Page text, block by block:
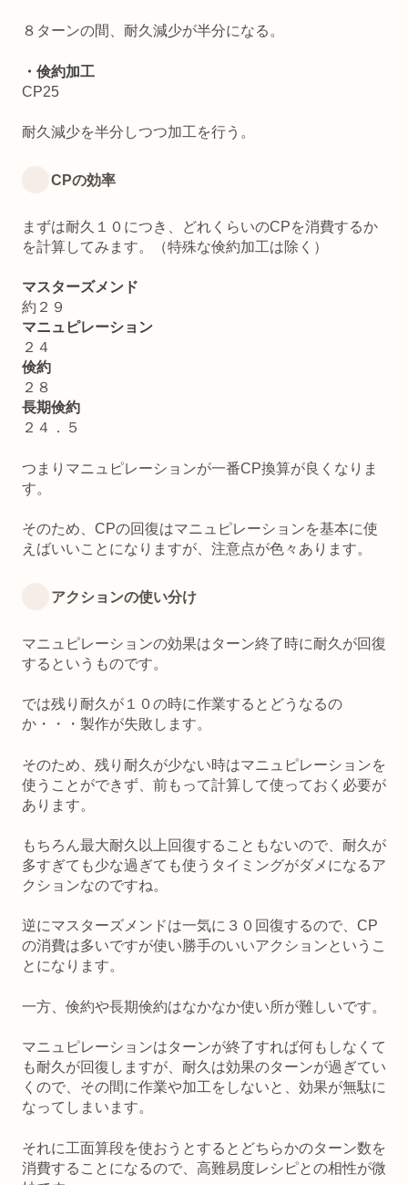
８ターンの間、耐久減少が半分になる。
・倹約加工
CP25
耐久減少を半分しつつ加工を行う。
CPの効率
まずは耐久１０につき、どれくらいのCPを消費するか
を計算してみます。（特殊な倹約加工は除く）
マスターズメンド
約２９
マニュピレーション
２４
倹約
２８
長期倹約
２４．５
つまりマニュピレーションが一番CP換算が良くなりま
す。
そのため、CPの回復はマニュピレーションを基本に使
えばいいことになりますが、注意点が色々あります。
アクションの使い分け
マニュピレーションの効果はターン終了時に耐久が回復
するというものです。
では残り耐久が１０の時に作業するとどうなるの
か・・・製作が失敗します。
そのため、残り耐久が少ない時はマニュピレーションを
使うことができず、前もって計算して使っておく必要が
あります。
もちろん最大耐久以上回復することもないので、耐久が
多すぎても少な過ぎても使うタイミングがダメになるア
クションなのですね。
逆にマスターズメンドは一気に３０回復するので、CP
の消費は多いですが使い勝手のいいアクションというこ
とになります。
一方、倹約や長期倹約はなかなか使い所が難しいです。
マニュピレーションはターンが終了すれば何もしなくて
も耐久が回復しますが、耐久は効果のターンが過ぎてい
くので、その間に作業や加工をしないと、効果が無駄に
なってしまいます。
それに工面算段を使おうとするとどちらかのターン数を
消費することになるので、高難易度レシピとの相性が微